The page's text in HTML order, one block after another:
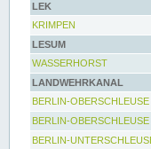
LEK
KRIMPEN
LESUM
WASSERHORST
LANDWEHRKANAL
BERLIN-
BERLIN-OBERSCHLEUSE
BERLIN-